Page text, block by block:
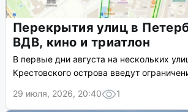
Перекрытия улиц в
ВДВ, кино и триатлон
В первые дни августа на нескольких
Крестовского острова введут
29 июля, 2026, 20:40
1